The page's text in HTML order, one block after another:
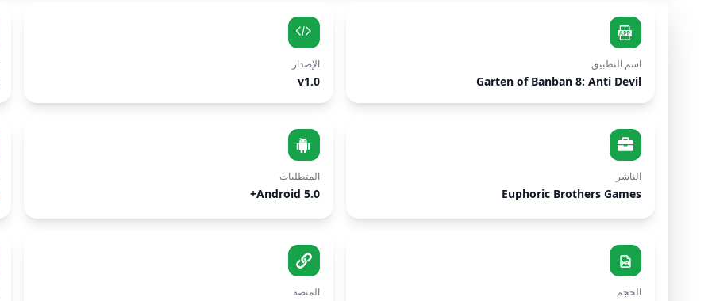
اسم التطبيق
Garten of Banban 8: Anti Devil
الإصدار
v1.0
الناشر
Euphoric Brothers Games
المتطلبات
Android 5.0+
الحجم المنصة